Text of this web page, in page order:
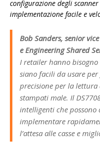
configurazione degli
implementazione facile e
Bob Sanders, senior
e Engineering Shared
I retailer hanno
siano facili da usare
precisione per la
stampati male. Il
intelligenti che
implementare
l’attesa alle casse e